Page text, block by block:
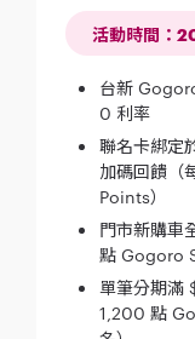
活動時間：
台新
0 利率
聯名卡綁定
加碼回饋
Points）
門市新購車
點 Gogoro
單筆分期滿
1,200 點